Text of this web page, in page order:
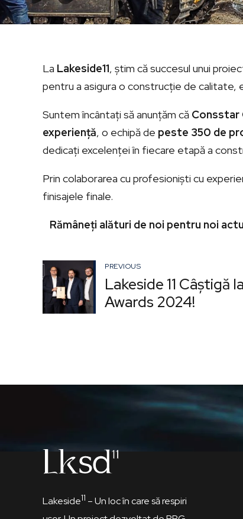
La Lakeside11, știm că succesul unui
pentru a asigura o construcție de
Suntem încântați să anunțăm că
experiență, o echipă de peste 350 de
dedicați excelenței în fiecare etapă a
Prin colaborarea cu profesioniști cu
finisajele finale.
Rămâneți alături de noi pentru noi
PREVIOUS
Lakeside 11 Câștigă
Awards 2024!
Lakeside11 – Un loc în care să respiri